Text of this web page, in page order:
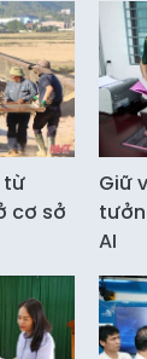
từ
cơ sở
Giữ
AI